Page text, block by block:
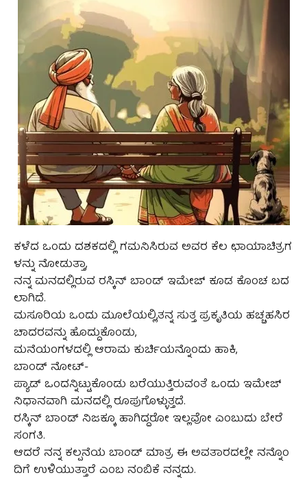
ಕಳೆದ ಒಂದು ದಶಕದಲ್ಲಿ ಗಮನಿಸಿರುವ ಅವರ ಕೆಲ ಛಾಯಾಚಿತ್ರಗ
ಳನ್ನು ನೋಡುತ್ತಾ,
ನನ್ನ ಮನದಲ್ಲಿರುವ ರಸ್ಕಿನ್ ಬಾಂಡ್ ಇಮೇಜ್ ಕೂಡ ಕೊಂಚ ಬದ
ಲಾಗಿದೆ.
ಮಸೂರಿಯ ಒಂದು ಮೂಲೆಯಲ್ಲಿ,ತನ್ನ ಸುತ್ತ ಪ್ರಕೃತಿಯ ಹಚ್ಚಹಸಿರ
ಚಾದರವನ್ನು ಹೊದ್ದುಕೊಂಡು,
ಮನೆಯಂಗಳದಲ್ಲಿ ಆರಾಮ ಕುರ್ಚಿಯನ್ನೊಂದು ಹಾಕಿ,
ಬಾಂಡ್ ನೋಟ್-
ಪ್ಯಾಡ್ ಒಂದನ್ನಿಟ್ಟುಕೊಂಡು ಬರೆಯುತ್ತಿರುವಂತೆ ಒಂದು ಇಮೇಜ್
ನಿಧಾನವಾಗಿ ಮನದಲ್ಲಿ ರೂಪುಗೊಳ್ಳುತ್ತದೆ.
ರಸ್ಕಿನ್ ಬಾಂಡ್ ನಿಜಕ್ಕೂ ಹಾಗಿದ್ದರೋ ಇಲ್ಲವೋ ಎಂಬುದು ಬೇರೆ
ಸಂಗತಿ.
ಆದರೆ ನನ್ನ ಕಲ್ಪನೆಯ ಬಾಂಡ್ ಮಾತ್ರ ಈ ಅವತಾರದಲ್ಲೇ ನನ್ನೊಂ
ದಿಗೆ ಉಳಿಯುತ್ತಾರೆ ಎಂಬ ನಂಬಿಕೆ ನನ್ನದು.